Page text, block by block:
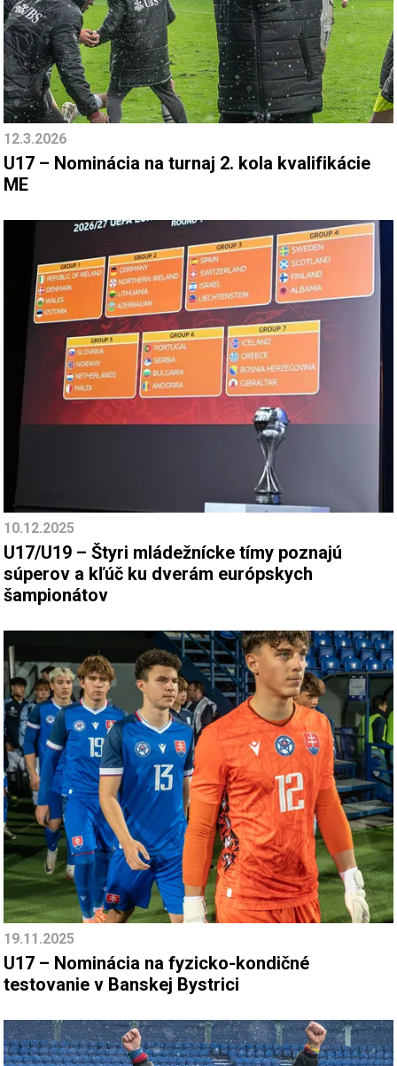
12.3.2026
U17 – Nominácia na turnaj 2. kola kvalifikácie
ME
10.12.2025
U17/U19 – Štyri mládežnícke tímy poznajú
súperov a kľúč ku dverám európskych
šampionátov
19.11.2025
U17 – Nominácia na fyzicko-kondičné
testovanie v Banskej Bystrici